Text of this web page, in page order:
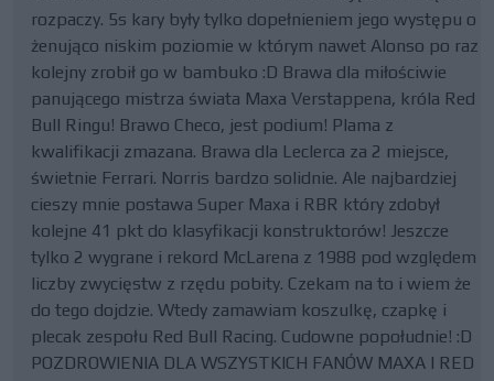
rozpaczy. 5s kary były tylko dopełnieniem jego występu o
żenująco niskim poziomie w którym nawet Alonso po raz
kolejny zrobił go w bambuko :D Brawa dla miłościwie
panującego mistrza świata Maxa Verstappena, króla Red
Bull Ringu! Brawo Checo, jest podium! Plama z
kwalifikacji zmazana. Brawa dla Leclerca za 2 miejsce,
świetnie Ferrari. Norris bardzo solidnie. Ale najbardziej
cieszy mnie postawa Super Maxa i RBR który zdobył
kolejne 41 pkt do klasyfikacji konstruktorów! Jeszcze
tylko 2 wygrane i rekord McLarena z 1988 pod względem
liczby zwycięstw z rzędu pobity. Czekam na to i wiem że
do tego dojdzie. Wtedy zamawiam koszulkę, czapkę i
plecak zespołu Red Bull Racing. Cudowne popołudnie! :D
POZDROWIENIA DLA WSZYSTKICH FANÓW MAXA I RED